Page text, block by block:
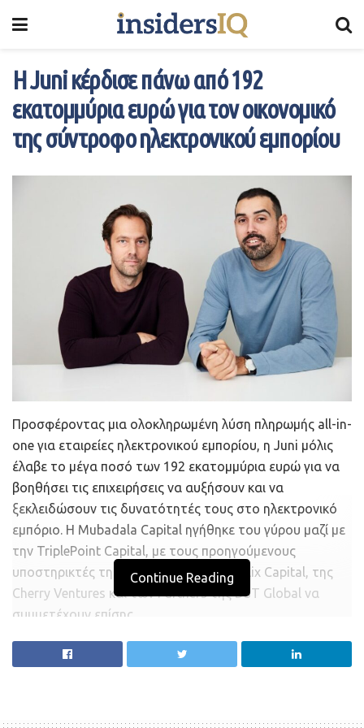
Η Juni κέρδισε πάνω από 192
εκατομμύρια ευρώ για τον οικονομικό
της σύντροφο ηλεκτρονικού εμπορίου
Προσφέροντας μια ολοκληρωμένη λύση πληρωμής all-in-
one για εταιρείες ηλεκτρονικού εμπορίου, η Juni μόλις
έλαβε το μέγα ποσό των 192 εκατομμύρια ευρώ για να
βοηθήσει τις επιχειρήσεις να αυξήσουν και να
ξεκλειδώσουν τις δυνατότητές τους στο ηλεκτρονικό
εμπόριο. Η Mubadala Capital ηγήθηκε του γύρου μαζί με
την TriplePoint Capital, με τους προηγούμενους
υποστηρικτές της EQT Ventures, της Felix Capital, της
Cherry Ventures και των Partners της DST Global να
συμμετέχουν επίσης.
Continue Reading